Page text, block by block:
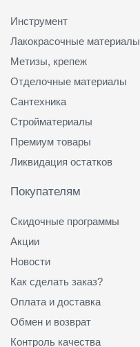
Инструмент
Лакокрасочные материалы
Метизы, крепеж
Отделочные материалы
Сантехника
Стройматериалы
Премиум товары
Ликвидация остатков
Покупателям
Скидочные программы
Акции
Новости
Как сделать заказ?
Оплата и доставка
Обмен и возврат
Контроль качества